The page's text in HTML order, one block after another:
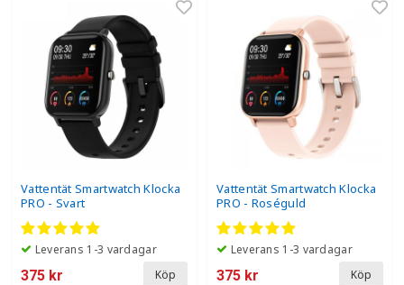
Vattentät Smartwatch Klocka
PRO - Svart
Leverans 1-3 vardagar
375 kr Köp
Vattentät Smartwatch Klocka
PRO - Roséguld
Leverans 1-3 vardagar
375 kr Köp